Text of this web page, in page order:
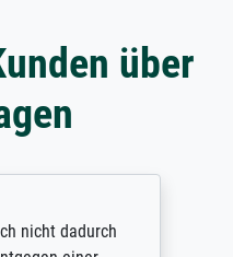
über
nicht dadurch